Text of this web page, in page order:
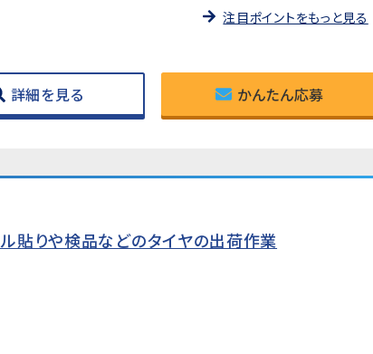
注目ポイントをもっと見る
詳細を見る かんたん応募
貼りや検品などのタイヤの出荷作業